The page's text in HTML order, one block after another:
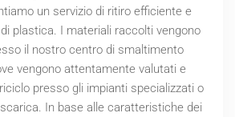
un servizio di ritiro efficiente e
plastica. I materiali raccolti vengono
il nostro centro di smaltimento
vengono attentamente valutati e
presso gli impianti specializzati o
In base alle caratteristiche dei